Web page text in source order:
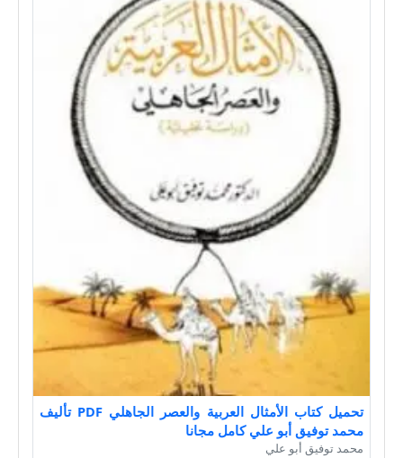
تحميل كتاب الأمثال العربية والعصر الجاهلي PDF تأليف
محمد توفيق أبو علي كامل مجانا
محمد توفيق أبو علي